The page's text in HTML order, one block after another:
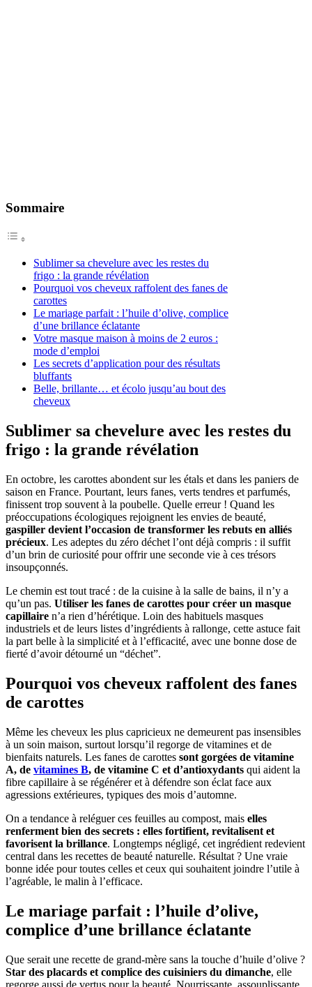
Sommaire
Sublimer sa chevelure avec les restes du
frigo : la grande révélation
Pourquoi vos cheveux raffolent des fanes de
carottes
Le mariage parfait : l’huile d’olive, complice
d’une brillance éclatante
Votre masque maison à moins de 2 euros :
mode d’emploi
Les secrets d’application pour des résultats
bluffants
Belle, brillante… et écolo jusqu’au bout des
cheveux
Sublimer sa chevelure avec les restes du
frigo : la grande révélation
En octobre, les carottes abondent sur les étals et dans les paniers de
saison en France. Pourtant, leurs fanes, verts tendres et parfumés,
finissent trop souvent à la poubelle. Quelle erreur ! Quand les
préoccupations écologiques rejoignent les envies de beauté,
gaspiller devient l’occasion de transformer les rebuts en alliés
précieux. Les adeptes du zéro déchet l’ont déjà compris : il suffit
d’un brin de curiosité pour offrir une seconde vie à ces trésors
insoupçonnés.
Le chemin est tout tracé : de la cuisine à la salle de bains, il n’y a
qu’un pas. Utiliser les fanes de carottes pour créer un masque
capillaire n’a rien d’hérétique. Loin des habituels masques
industriels et de leurs listes d’ingrédients à rallonge, cette astuce fait
la part belle à la simplicité et à l’efficacité, avec une bonne dose de
fierté d’avoir détourné un “déchet”.
Pourquoi vos cheveux raffolent des fanes
de carottes
Même les cheveux les plus capricieux ne demeurent pas insensibles
à un soin maison, surtout lorsqu’il regorge de vitamines et de
bienfaits naturels. Les fanes de carottes sont gorgées de vitamine
A, de vitamines B, de vitamine C et d’antioxydants qui aident la
fibre capillaire à se régénérer et à défendre son éclat face aux
agressions extérieures, typiques des mois d’automne.
On a tendance à reléguer ces feuilles au compost, mais elles
renferment bien des secrets : elles fortifient, revitalisent et
favorisent la brillance. Longtemps négligé, cet ingrédient redevient
central dans les recettes de beauté naturelle. Résultat ? Une vraie
bonne idée pour toutes celles et ceux qui souhaitent joindre l’utile à
l’agréable, le malin à l’efficace.
Le mariage parfait : l’huile d’olive,
complice d’une brillance éclatante
Que serait une recette de grand-mère sans la touche d’huile d’olive ?
Star des placards et complice des cuisiniers du dimanche, elle
regorge aussi de vertus pour la beauté. Nourrissante, assouplissante,